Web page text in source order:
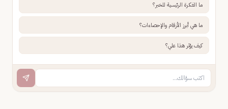
ما الفكرة الرئيسية للخبر؟
ما هي أبرز الأرقام والإحصاءات؟
كيف يؤثر هذا علي؟